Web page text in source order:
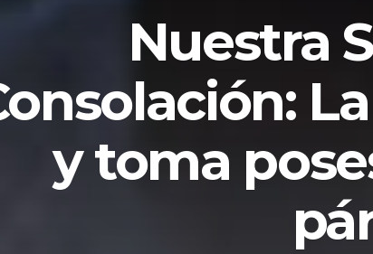
Nuestra
y toma